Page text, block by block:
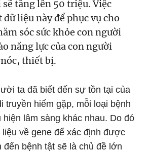
tăng lên 50 triệu. Việc
liệu này để phục vụ cho
sóc sức khỏe con người
năng lực của con người
thiết bị.
ta đã biết đến sự tồn tại của
truyền hiếm gặp, mỗi loại bệnh
hiện lâm sàng khác nhau. Do đó
về gene để xác định được
đến bệnh tật sẽ là chủ đề lớn